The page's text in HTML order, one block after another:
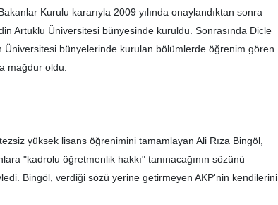
Kurulu kararıyla 2009 yılında onaylandıktan sonra
Artuklu Üniversitesi bünyesinde kuruldu. Sonrasında Dicle
Üniversitesi bünyelerinde kurulan bölümlerde öğrenim gören
mağdur oldu.
yüksek lisans öğrenimini tamamlayan Ali Rıza Bingöl,
"kadrolu öğretmenlik hakkı" tanınacağının sözünü
Bingöl, verdiği sözü yerine getirmeyen AKP'nin kendilerini,